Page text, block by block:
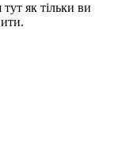
тут як тільки ви